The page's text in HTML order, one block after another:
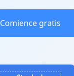
Comience gratis